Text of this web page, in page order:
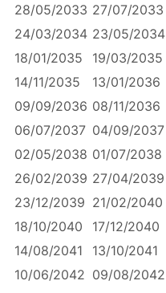
28/05/2033 27/07/2033
24/03/2034 23/05/2034
18/01/2035
19/03/2035
14/11/2035
13/01/2036
09/09/2036 08/11/2036
06/07/2037 04/09/2037
02/05/2038 01/07/2038
26/02/2039 27/04/2039
23/12/2039 21/02/2040
18/10/2040
17/12/2040
14/08/2041
13/10/2041
10/06/2042 09/08/2042